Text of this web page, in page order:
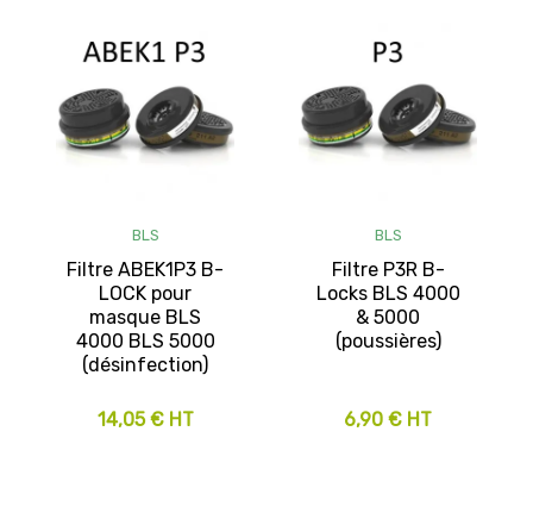
BLS
Filtre ABEK1P3 B-
LOCK pour
masque BLS
4000 BLS 5000
(désinfection)
14,05 € HT
BLS
Filtre P3R B-
Locks BLS 4000
& 5000
(poussières)
6,90 € HT